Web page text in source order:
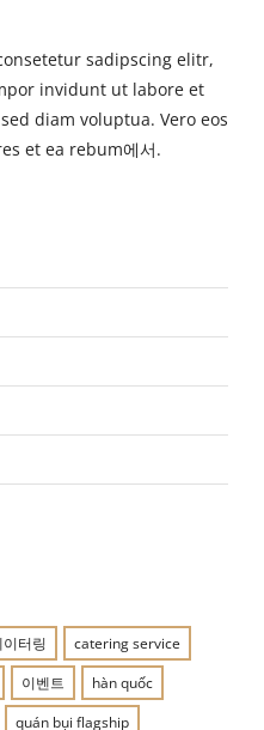
sadipscing elitr,
invidunt ut labore et
diam voluptua. Vero eos
et ea rebum에서.
이터링
catering service
이벤트
hàn quốc
quán bụi flagship